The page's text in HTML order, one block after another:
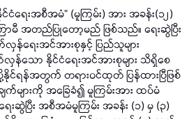
ငံရေးအစီအမံ” (မူကြမ်း) အား အခန်း(၁၂)
ကြာမီ အတည်ပြုတော့မည် ဖြစ်သည်။ ရေးဆွဲပြီး
န်ရေးအင်အားစုနှင့် ပြည်သူများ
န်သော နိုင်ငံရေးအင်အားစုများ သိရှိစေ
ပို့နိုင်ရန်အတွက် တရားဝင်ထုတ် ပြန်ထားပြီဖြစ်
က်များကို အခြေခံ၍ မူကြမ်းအား ထပ်မံ
ဆွဲပြီး အစီအမံမူကြမ်း အခန်း (၁) မှ (၃)